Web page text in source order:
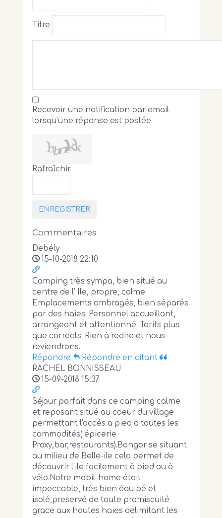
Titre
Recevoir une notification par email
lorsqu’une réponse est postée
Rafraîchir
ENREGISTRER
Commentaires
Debély
15-10-2018 22:10
Camping très sympa, bien situé au
centre de l' Ile, propre, calme.
Emplacements ombragés, bien séparés
par des haies. Personnel accueillant,
arrangeant et attentionné. Tarifs plus
que corrects. Rien à redire et nous
reviendrons.
Répondre
Répondre en citant
RACHEL BONNISSEAU
15-09-2018 15:37
Séjour parfait dans ce camping calme
et reposant situé au coeur du village
permettant l'accés a pied a toutes les
commodités( épicerie
Proxy,bar,restaurants).Bangor se situant
au milieu de Belle-ile cela permet de
découvrir l'ile facilement à pied ou à
vélo.Notre mobil-home était
impeccable, trés bien équipé et
isolé,preservé de toute promiscuité
grace aux hautes haies delimitant les